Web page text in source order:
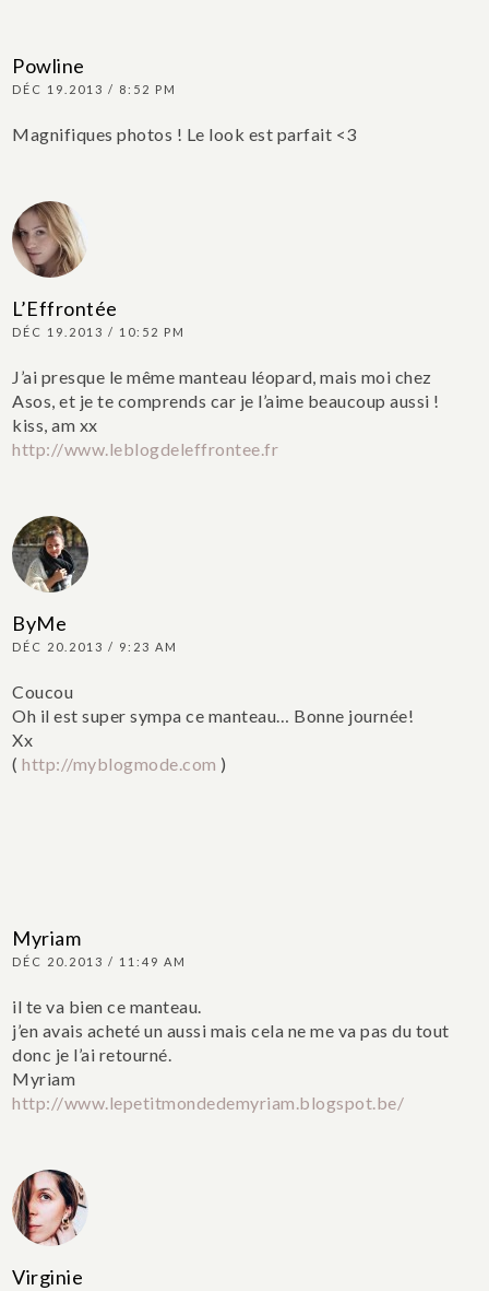
Powline
DÉC 19.2013 / 8:52 PM
Magnifiques photos ! Le look est parfait <3
L’Effrontée
DÉC 19.2013 / 10:52 PM
J’ai presque le même manteau léopard, mais moi chez
Asos, et je te comprends car je l’aime beaucoup aussi !
kiss, am xx
http://www.leblogdeleffrontee.fr
ByMe
DÉC 20.2013 / 9:23 AM
Coucou
Oh il est super sympa ce manteau… Bonne journée!
Xx
(http://myblogmode.com )
Myriam
DÉC 20.2013 / 11:49 AM
il te va bien ce manteau.
j’en avais acheté un aussi mais cela ne me va pas du tout
donc je l’ai retourné.
Myriam
http://www.lepetitmondedemyriam.blogspot.be/
Virginie